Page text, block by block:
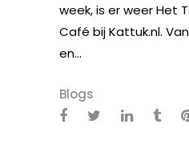
week, is er weer Het
Café bij Kattuk.nl.
en...
Blogs